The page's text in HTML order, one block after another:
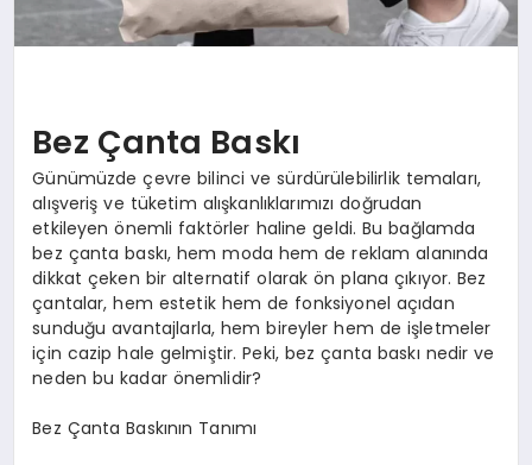
Bez Çanta Baskı
Günümüzde çevre bilinci ve sürdürülebilirlik temaları,
alışveriş ve tüketim alışkanlıklarımızı doğrudan
etkileyen önemli faktörler haline geldi. Bu bağlamda
bez çanta baskı, hem moda hem de reklam alanında
dikkat çeken bir alternatif olarak ön plana çıkıyor. Bez
çantalar, hem estetik hem de fonksiyonel açıdan
sunduğu avantajlarla, hem bireyler hem de işletmeler
için cazip hale gelmiştir. Peki, bez çanta baskı nedir ve
neden bu kadar önemlidir?
Bez Çanta Baskının Tanımı